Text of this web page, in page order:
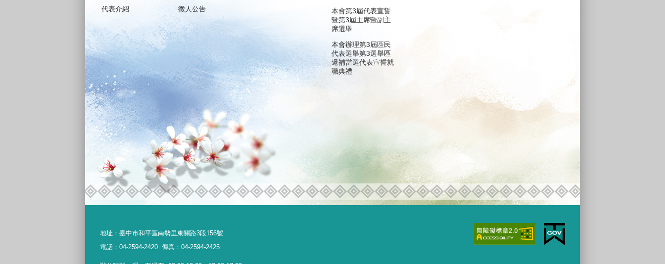
代表介紹
徵人公告
本會第3屆代表宣誓
暨第3屆主席暨副主
席選舉
本會辦理第3屆區民
代表選舉第3選舉區
遞補當選代表宣誓就
職典禮
地址： 臺中市和平區南勢里東關路3段156號
電話：04-2594-2420 傳真：04-2594-2425